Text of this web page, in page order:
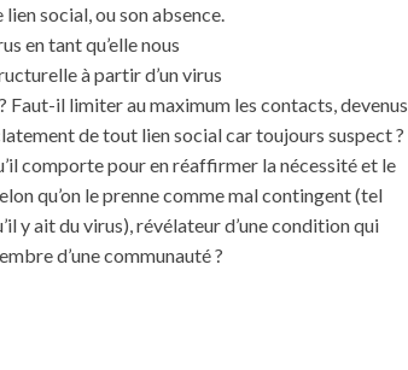
social, ou son absence.
en tant qu’elle nous
à partir d’un virus
il limiter au maximum les contacts, devenus
de tout lien social car toujours suspect ?
comporte pour en réaffirmer la nécessité et le
qu’on le prenne comme mal contingent (tel
y ait du virus), révélateur d’une condition qui
d’une communauté ?